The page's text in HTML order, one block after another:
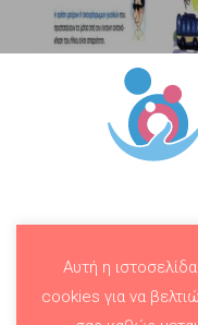
Αυτή η
cookies για να